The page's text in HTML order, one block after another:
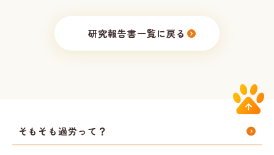
研究報告書一覧に戻る
そもそも過労って？